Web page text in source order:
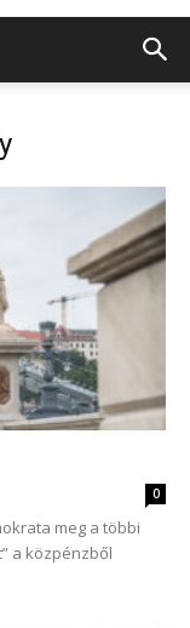
0
meg a többi
a közpénzből